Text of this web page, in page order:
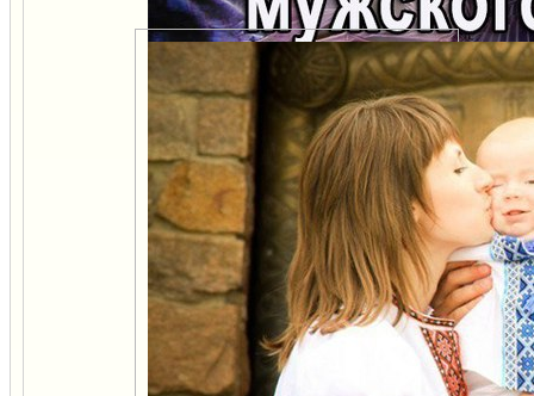
Сила мужского разума